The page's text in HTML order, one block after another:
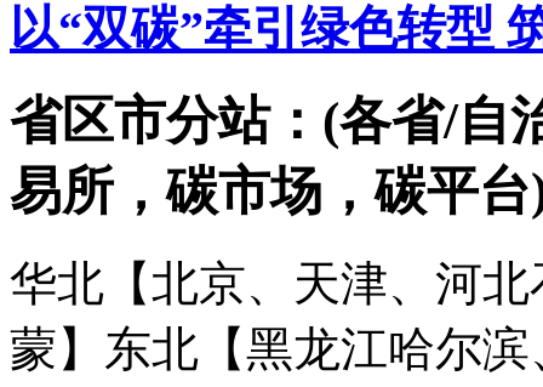
以“双碳”牵引绿色转型
省区市分站：(各省/自
易所，碳市场，碳平台
华北【北京、天津、河
蒙】 东北【黑龙江哈尔